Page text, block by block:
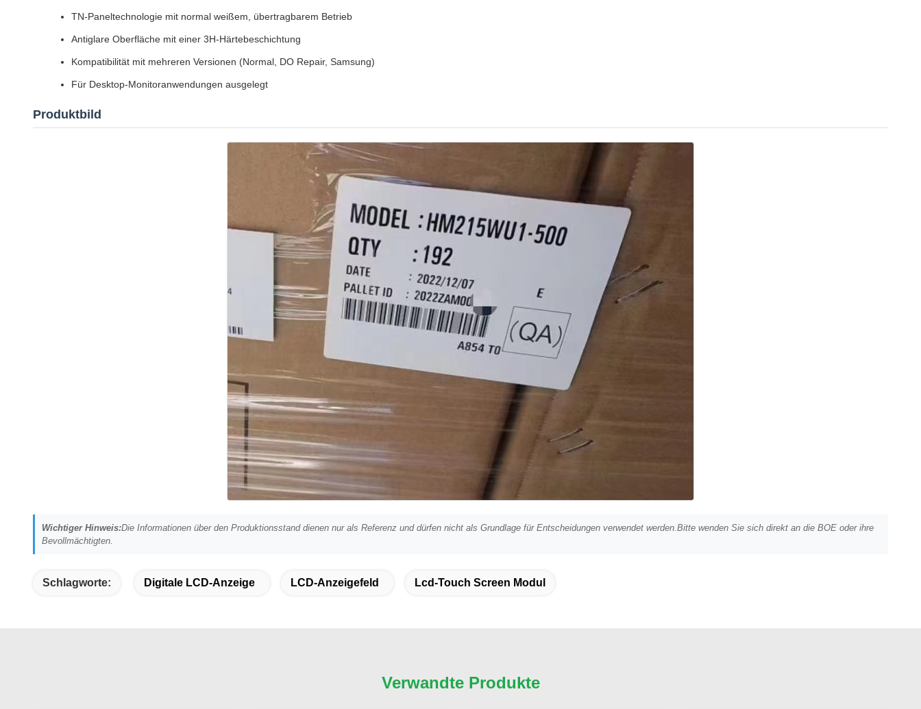
TN-Paneltechnologie mit normal weißem, übertragbarem Betrieb
Antiglare Oberfläche mit einer 3H-Härtebeschichtung
Kompatibilität mit mehreren Versionen (Normal, DO Repair, Samsung)
Für Desktop-Monitoranwendungen ausgelegt
Produktbild
Wichtiger Hinweis:Die Informationen über den Produktionsstand dienen nur als Referenz und dürfen nicht als Grundlage für Entscheidungen verwendet werden.Bitte wenden Sie sich direkt an die BOE oder ihre
Bevollmächtigten.
Schlagworte: Digitale LCD-Anzeige LCD-Anzeigefeld Lcd-Touch Screen Modul
Verwandte Produkte